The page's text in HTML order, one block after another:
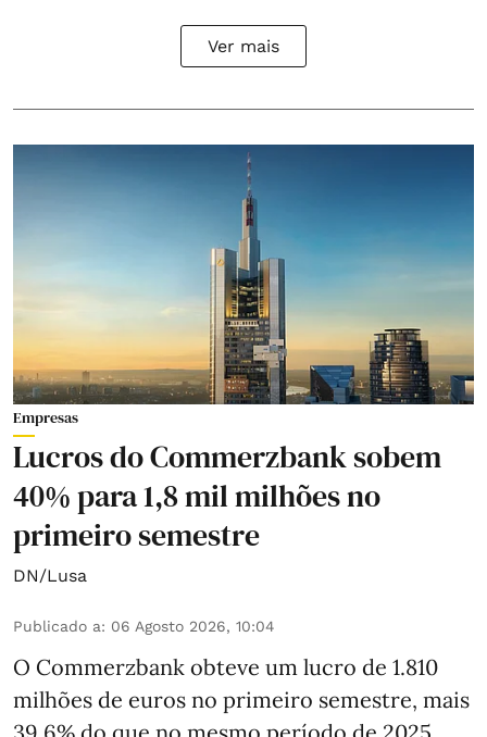
Ver mais
Empresas
Lucros do Commerzbank sobem
40% para 1,8 mil milhões no
primeiro semestre
DN/Lusa
Publicado a: 06 Agosto 2026, 10:04
O Commerzbank obteve um lucro de 1.810
milhões de euros no primeiro semestre, mais